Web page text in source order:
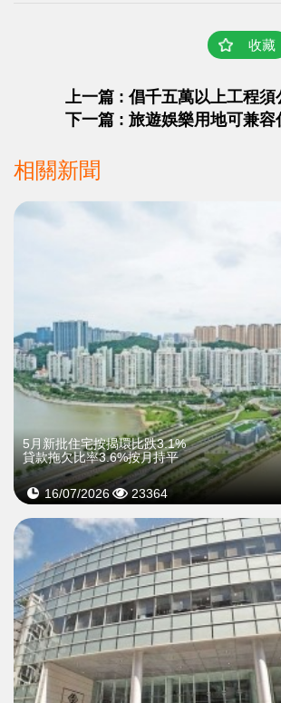
收藏
上一篇 : 倡千五萬以上工程須
下一篇 : 旅遊娛樂用地可兼容
相關新聞
5月新批住宅按揭環比跌3.1%
貸款拖欠比率3.6%按月持平
16/07/2026 23364